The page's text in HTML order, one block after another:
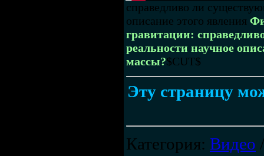
справедливо ли
описание этого явления
гравитации:
реальности научное
массы?$CUT$
Эту страницу
Категория: Видео